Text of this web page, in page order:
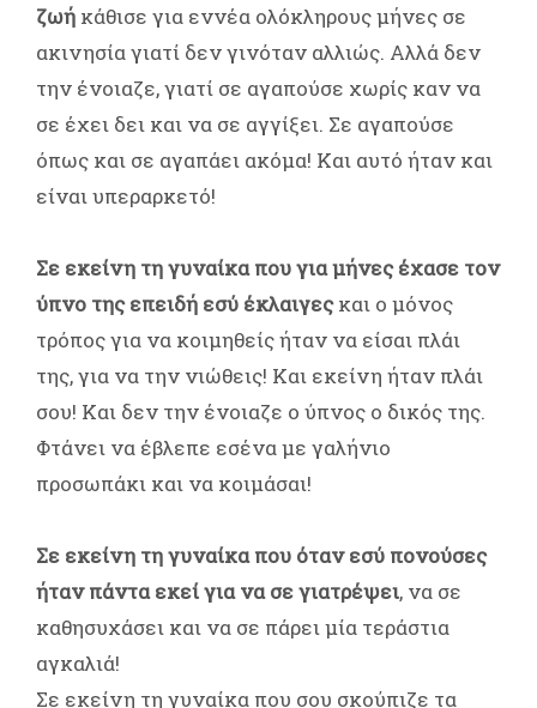
ζωή κάθισε για εννέα ολόκληρους μήνες σε
ακινησία γιατί δεν γινόταν αλλιώς. Αλλά δεν
την ένοιαζε, γιατί σε αγαπούσε χωρίς καν να
σε έχει δει και να σε αγγίξει. Σε αγαπούσε
όπως και σε αγαπάει ακόμα! Και αυτό ήταν και
είναι υπεραρκετό!
Σε εκείνη τη γυναίκα που για μήνες έχασε τον
ύπνο της επειδή εσύ έκλαιγεςκαι ο μόνος
τρόπος για να κοιμηθείς ήταν να είσαι πλάι
της, για να την νιώθεις! Και εκείνη ήταν πλάι
σου! Και δεν την ένοιαζε ο ύπνος ο δικός της.
Φτάνει να έβλεπε εσένα με γαλήνιο
προσωπάκι και να κοιμάσαι!
Σε εκείνη τη γυναίκα που όταν εσύ πονούσες
ήταν πάντα εκεί για να σε γιατρέψει, να σε
καθησυχάσει και να σε πάρει μία τεράστια
αγκαλιά!
Σε εκείνη τη γυναίκα που σου σκούπιζε τα